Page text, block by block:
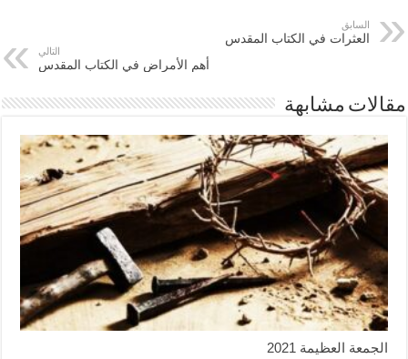
السابق
العثرات في الكتاب المقدس
التالي
أهم الأمراض في الكتاب المقدس
مقالات مشابهة
الجمعة العظيمة 2021